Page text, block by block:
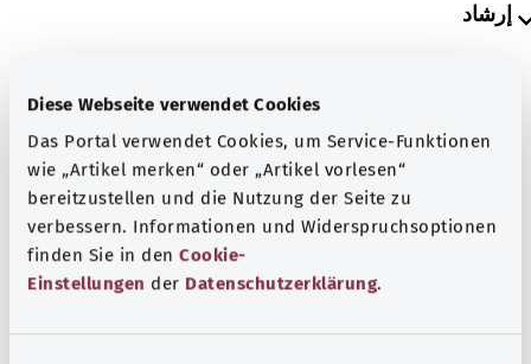
Diese Webseite verwendet Cookies
Das Portal verwendet Cookies, um Service-Funktionen
wie „Artikel merken“ oder „Artikel vorlesen“
bereitzustellen und die Nutzung der Seite zu
verbessern. Informationen und Widerspruchsoptionen
finden Sie in den Cookie-
Einstellungen der Datenschutzerklärung.
إرشاد
مُقدم من شركة "Was hab’ ich?‎" ذات المسؤولية المحدودة غير
الربحية بالنيابة عن الوزارة الاتحادية للصحة (BMG).
المزيد من المقالات